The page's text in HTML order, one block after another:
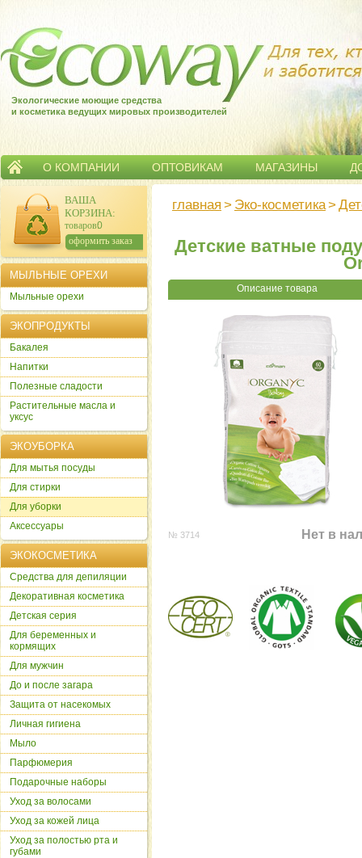
Экологические моющие средства
и косметика ведущих мировых производителей
О КОМПАНИИ ОПТОВИКАМ МАГАЗИНЫ
главная > Эко-косметика>
Детские ватные
Описание товара
№ 3714 Нет в
ВАША
КОРЗИНА:
товаров:0
сумма: 0р.
оформить заказ
МЫЛЬНЫЕ ОРЕХИ
Мыльные орехи
ЭКОПРОДУКТЫ
Бакалея
Напитки
Полезные сладости
Растительные масла и
уксус
ЭКОУБОРКА
Для мытья посуды
Для стирки
Для уборки
Аксессуары
ЭКОКОСМЕТИКА
Cредства для депиляции
Декоративная косметика
Детская серия
Для беременных и
кормящих
Для мужчин
До и после загара
Защита от насекомых
Личная гигиена
Мыло
Парфюмерия
Подарочные наборы
Уход за волосами
Уход за кожей лица
Уход за полостью рта и
губами